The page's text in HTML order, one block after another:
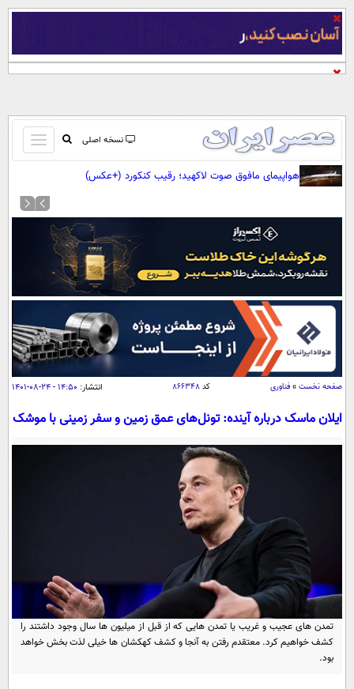
نسخه اصلی
باز
و
کردن
صفحه اول
آرشیو
نظرسنجی
آب و هوا
اوقات شرعی
سواد زندگی
اقتصاد
اقتصادی
جامعه
حوادث
سلامت
یک برش دانایی
محیط زیست
سفر و تفریح
بین الملل
سیاست خارجی
فرهنگ و هنر
علم و دانش
علمی
اخبار کریپتو
گوناگون
باشگاه مغز
اقتصاد
عصر ایران 2
هواپیمای مافوق صوت لاکهید؛ رقیب کنکورد (+عکس)
صفحه نخست » فناوری کد۸۶۶۳۴۸ انتشار: ۱۴:۵۰ - ۲۴-۰۸-۱۴۰۱
ایلان ماسک درباره آینده:‌ تونل‌های عمق زمین و سفر زمینی با موشک
تمدن های عجیب و غریب یا تمدن هایی که از قبل از میلیون ها سال وجود داشتند را
کشف خواهیم کرد. معتقدم رفتن به آنجا و کشف کهکشان ها خیلی لذت بخش خواهد
بود.